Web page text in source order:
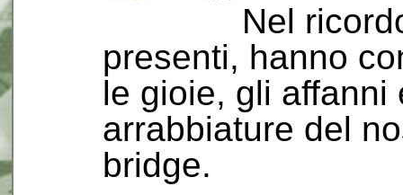
Nel
presenti, hanno
le gioie, gli affanni
arrabbiature del
bridge.